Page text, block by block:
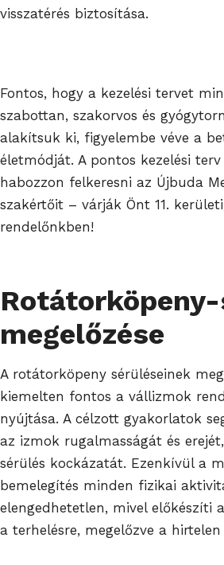
visszatérés biztosítása.
Fontos, hogy a kezelési tervet
szabottan, szakorvos és
alakítsuk ki, figyelembe véve a
életmódját. A pontos kezelési
habozzon felkeresni az Újbuda
szakértőit – várják Önt 11.
rendelőnkben!
megelőzése
A rotátorköpeny sérüléseinek
kiemelten fontos a vállizmok
nyújtása. A célzott gyakorlatok
az izmok rugalmasságát és
sérülés kockázatát. Ezenkívül a
bemelegítés minden fizikai
elengedhetetlen, mivel előkészíti
a terhelésre, megelőzve a hirtelen